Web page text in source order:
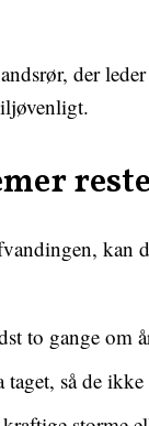
der
kan
to gange om
så de